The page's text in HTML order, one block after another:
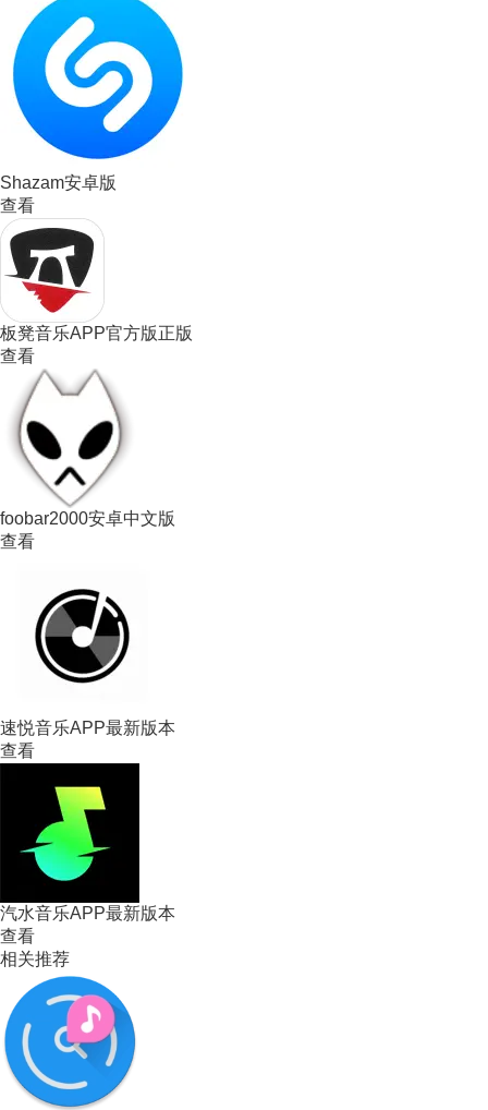
Shazam安卓版
查看
板凳音乐APP官方版正版
查看
foobar2000安卓中文版
查看
速悦音乐APP最新版本
查看
汽水音乐APP最新版本
查看
相关推荐